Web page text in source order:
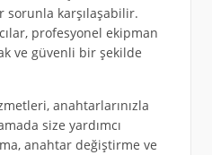
karşılaşabilir.
profesyonel ekipman
ve güvenli bir şekilde
anahtarlarınızla
size yardımcı
anahtar değiştirme ve